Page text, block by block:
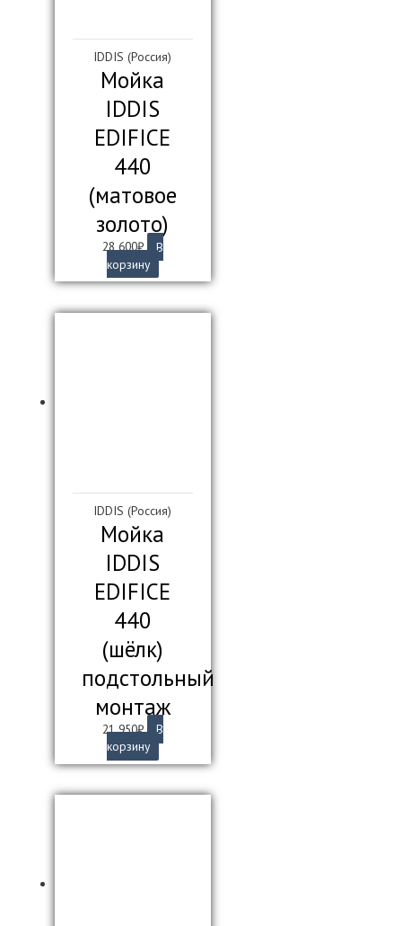
IDDIS (Россия)
Мойка
IDDIS
EDIFICE
440
(матовое
золото)
28 600₽
В
корзину
IDDIS (Россия)
Мойка
IDDIS
EDIFICE
440
(шёлк)
подстольный
монтаж
21 950₽
В
корзину